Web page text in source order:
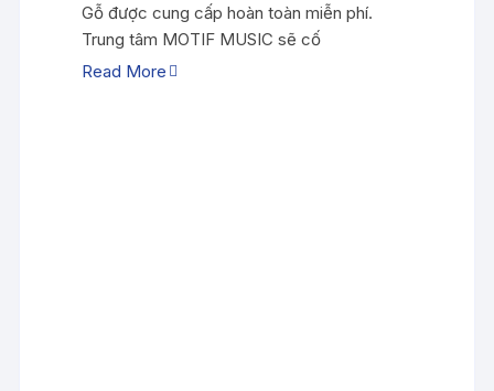
Gỗ được cung cấp hoàn toàn miễn phí.
Trung tâm MOTIF MUSIC sẽ cố
Read More